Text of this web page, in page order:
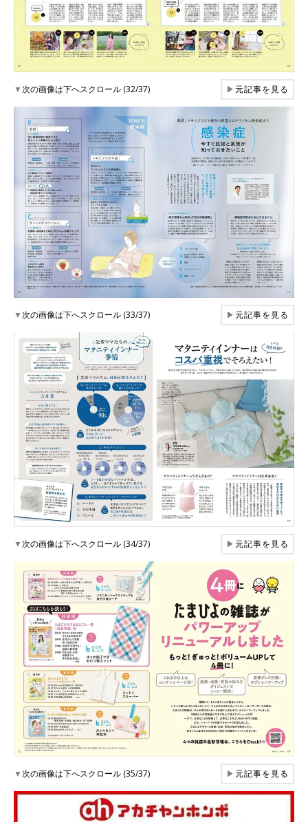
▼次の画像は下へスクロール (32/37) ▶元記事を見る
▼次の画像は下へスクロール (33/37) ▶元記事を見る
▼次の画像は下へスクロール (34/37) ▶元記事を見る
▼次の画像は下へスクロール (35/37) ▶元記事を見る